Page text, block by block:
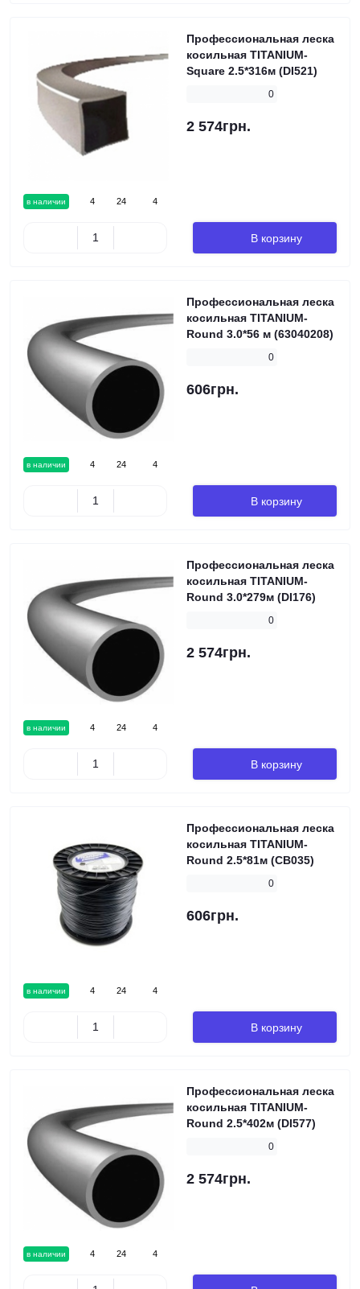
в наличии 4 24 4
Профессиональная леска
косильная TITANIUM-
Square 2.5*316м (DI521)
0
2 574грн.
В корзину
в наличии 4 24 4
Профессиональная леска
косильная TITANIUM-
Round 3.0*56 м (63040208)
0
606грн.
В корзину
в наличии 4 24 4
Профессиональная леска
косильная TITANIUM-
Round 3.0*279м (DI176)
0
2 574грн.
В корзину
в наличии 4 24 4
Профессиональная леска
косильная TITANIUM-
Round 2.5*81м (CB035)
0
606грн.
В корзину
в наличии 4 24 4
Профессиональная леска
косильная TITANIUM-
Round 2.5*402м (DI577)
0
2 574грн.